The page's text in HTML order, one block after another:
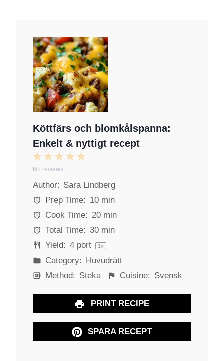
Köttfärs och blomkålspanna:
Enkelt & nyttigt recept
5
t
r
4
t
a
r
s
3
t
a
r
s
2
S
t
a
r
s
1
S
t
a
No reviews
Author: Sara Lindberg
Prep Time: 10 min
Cook Time: 20 min
Total Time: 30 min
Yield: 4port 1x
Category: Huvudrätt
Method: Steka Cuisine: Svensk
PRINT RECIPE
SPARA RECEPT